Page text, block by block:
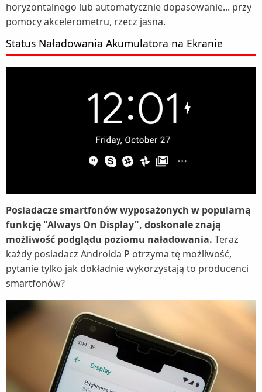
horyzontalnego lub automatycznie dopasowanie... przy
pomocy akcelerometru, rzecz jasna.
Status Naładowania Akumulatora na Ekranie
Posiadacze smartfonów wyposażonych w popularną
funkcję "Always On Display", doskonale znają
możliwość podglądu poziomu naładowania. Teraz
każdy posiadacz Androida P otrzyma tę możliwość,
pytanie tylko jak dokładnie wykorzystają to producenci
smartfonów?